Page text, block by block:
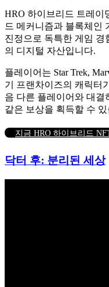
HRO 하이브리드 트레이
드 메커니즘과 블록체인
진정으로 독특한 게임 경
의 디지털 자산입니다.
플레이어는 Star Trek,
기 프랜차이즈의 캐릭터
음 다른 플레이어와 대결
같은 보상을 획득할 수
지금 HRO 하이브리드
닥터 후: 분리된 세상